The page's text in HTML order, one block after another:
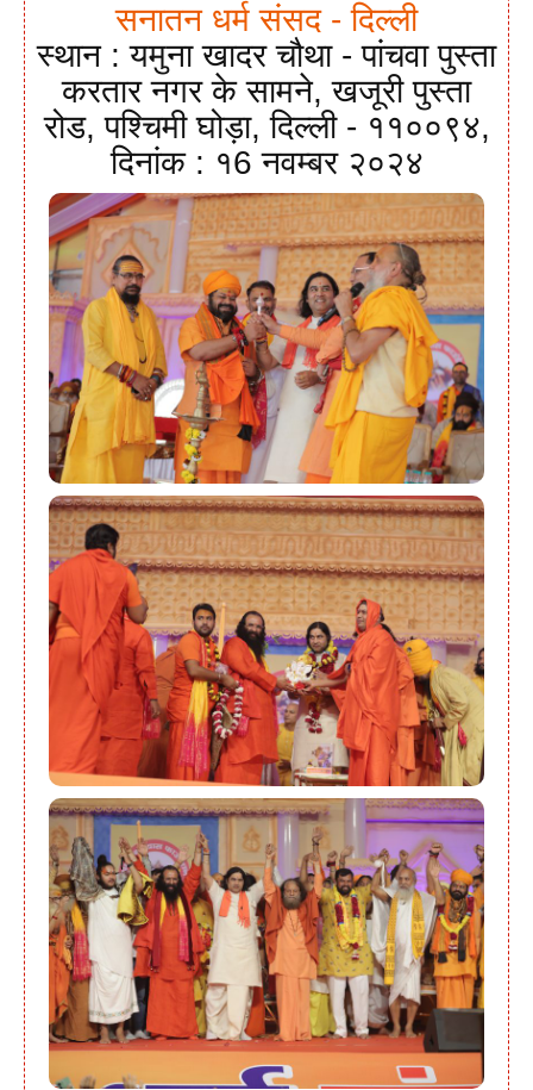
सनातन धर्म संसद - दिल्ली
स्थान : यमुना खादर चौथा - पांचवा पुस्ता
करतार नगर के सामने, खजूरी पुस्ता
रोड, पश्चिमी घोड़ा, दिल्ली - ११००९४,
दिनांक : १6 नवम्बर २०२४